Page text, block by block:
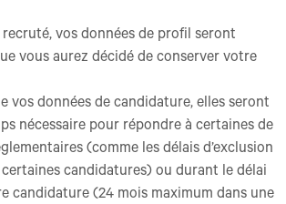
recruté, vos données de profil seront
vous aurez décidé de conserver votre
vos données de candidature, elles seront
nécessaire pour répondre à certaines de
(comme les délais d’exclusion
certaines candidatures) ou durant le délai
candidature (24 mois maximum dans une